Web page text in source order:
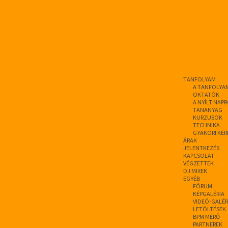
TANFOLYAM
A
OKTATÓK
A NYÍLT
TANANYAG
KURZUSOK
TECHNIKA
GYAKORI
ÁRAK
JELENTKEZÉS
KAPCSOLAT
VÉGZETTEK
DJ MIXEK
EGYÉB
FÓRUM
KÉPGALÉRIA
VIDEÓ-
LETÖLTÉSEK
BPM MÉRŐ
PARTNEREK